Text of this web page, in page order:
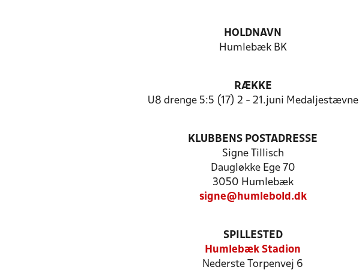
HOLDNAVN
Humlebæk BK
RÆKKE
U8 drenge 5:5 (17) 2 - 21.juni Medaljestævne
KLUBBENS POSTADRESSE
Signe Tillisch
Daugløkke Ege 70
3050 Humlebæk
signe@humlebold.dk
SPILLESTED
Humlebæk Stadion
Nederste Torpenvej 6